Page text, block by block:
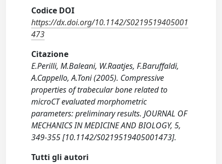
Codice DOI
https://dx.doi.org/10.1142/S0219519405001
473
Citazione
E.Perilli, M.Baleani, W.Raatjes, F.Baruffaldi,
A.Cappello, A.Toni (2005). Compressive
properties of trabecular bone related to
microCT evaluated morphometric
parameters: preliminary results. JOURNAL OF
MECHANICS IN MEDICINE AND BIOLOGY, 5,
349-355 [10.1142/S0219519405001473].
Tutti gli autori